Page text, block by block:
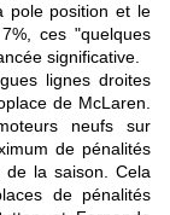
pole position et le
ces "quelques
significative.
lignes droites
de McLaren.
neufs sur
de pénalités
la saison. Cela
de pénalités